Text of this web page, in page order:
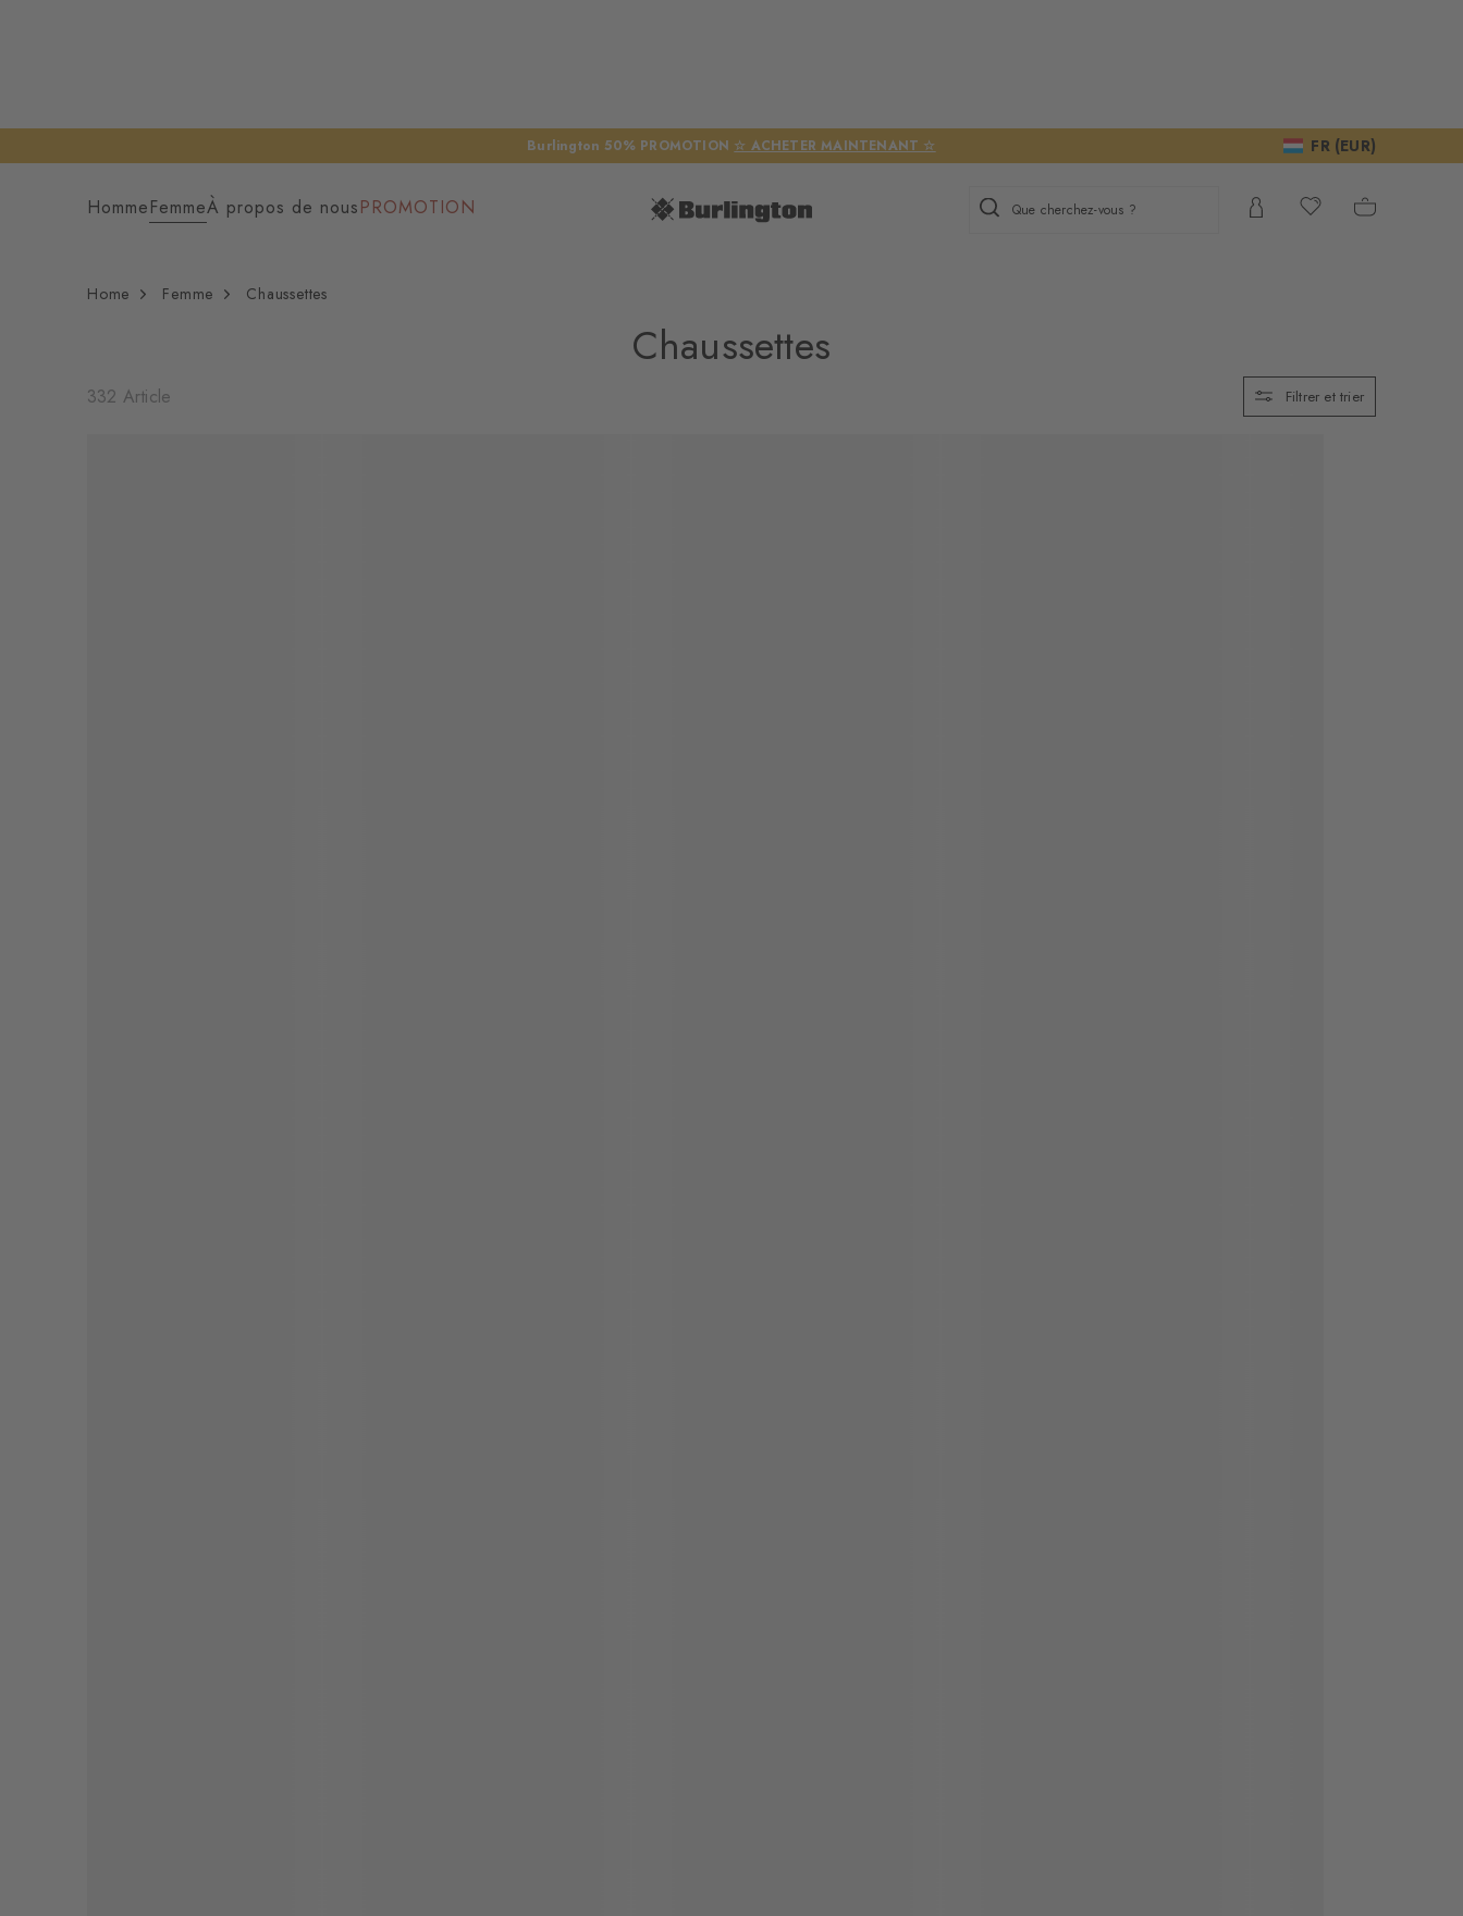
Burlington 50% PROMOTION ☆ ACHETER MAINTENANT ☆ FR (EUR)
HommeFemmeÀ propos de nousPROMOTION Que cherchez-vous ?
Home Femme Chaussettes
Chaussettes
332 Article Filtrer et trier